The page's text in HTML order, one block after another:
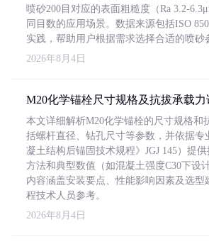
喷砂200目对应的表面粗糙度（Ra 3.2-
同目数的应用场景。数据来源包括ISO
实践，帮助用户根据需求选择合适的喷砂
2026年8月4日
M20化学锚栓尺寸规格及抗拔承载力
本文详细解析M20化学锚栓的尺寸规格和
括螺杆直径、钻孔尺寸等参数，并依据专
凝土结构后锚固技术规程》JGJ 145）提
方法和典型数值（如混凝土强度C30下设
内容涵盖安装要点、性能影响因素及选型
程技术人员参考。
2026年8月4日